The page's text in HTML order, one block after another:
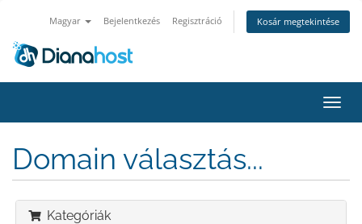
Magyar Bejelentkezés Regisztráció Kosár megtekintése
a
Domain választás...
Kategóriák